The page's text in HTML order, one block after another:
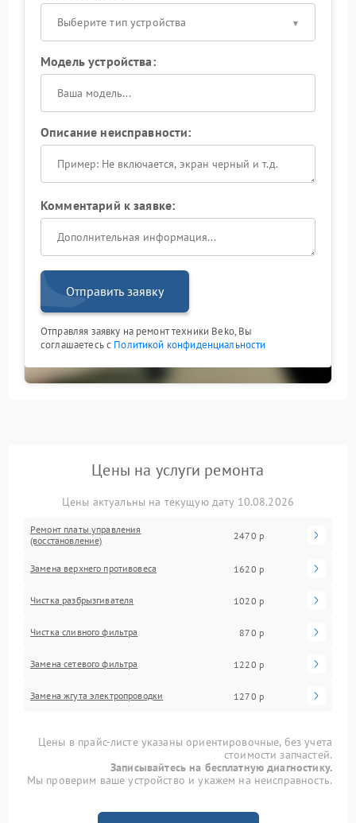
Выберите тип устройства
Модель устройства:
Описание неисправности:
Комментарий к заявке:
Отправить заявку
Отправляя заявку на ремонт техники Beko, Вы
соглашаетесь с Политикой конфиденциальности
Цены на услуги ремонта
Цены актуальны на текущую дату 10.08.2026
Ремонт платы управления
(восстановление)
2470 р
Замена верхнего противовеса 1620 р
Чистка разбрызгивателя 1020 р
Чистка сливного фильтра 870 р
Замена сетевого фильтра 1220 р
Замена жгута электропроводки 1270 р
Цены в прайс-листе указаны ориентировочные, без учета
стоимости запчастей.
Записывайтесь на бесплатную диагностику.
Мы проверим ваше устройство и укажем на неисправность.